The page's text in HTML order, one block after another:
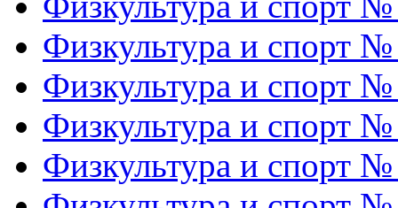
Физкультура и спорт
Физкультура и спорт
Физкультура и спорт
Физкультура и спорт